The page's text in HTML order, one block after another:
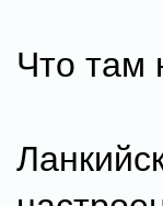
Что там